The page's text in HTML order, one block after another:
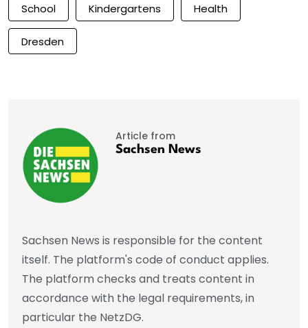
School Kindergartens Health
Dresden
Article from
Sachsen News
Sachsen News is responsible for the content
itself. The platform's code of conduct applies.
The platform checks and treats content in
accordance with the legal requirements, in
particular the NetzDG.